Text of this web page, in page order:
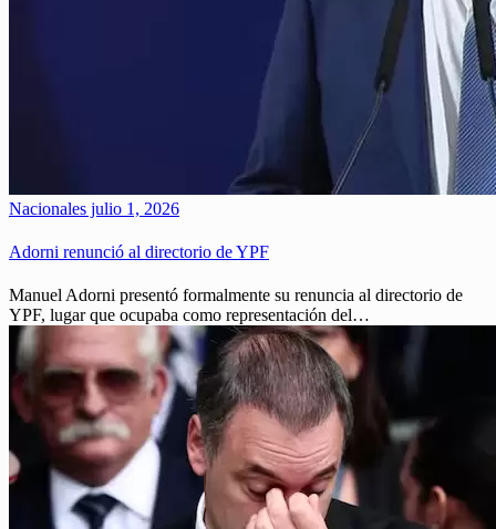
Nacionales julio 1, 2026
Adorni renunció al directorio de YPF
Manuel Adorni presentó formalmente su renuncia al directorio de
YPF, lugar que ocupaba como representación del…